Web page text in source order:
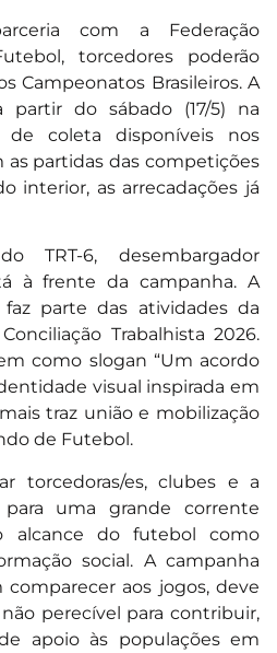
com a Federação
torcedores poderão
Campeonatos Brasileiros. A
partir do sábado (17/5) na
coleta disponíveis nos
partidas das competições
interior, as arrecadações já
TRT-6, desembargador
à frente da campanha. A
parte das atividades da
Trabalhista 2026.
como slogan “Um acordo
visual inspirada em
traz união e mobilização
de Futebol.
torcedoras/es, clubes e a
uma grande corrente
alcance do futebol como
social. A campanha
aos jogos, deve
perecível para contribuir,
apoio às populações em